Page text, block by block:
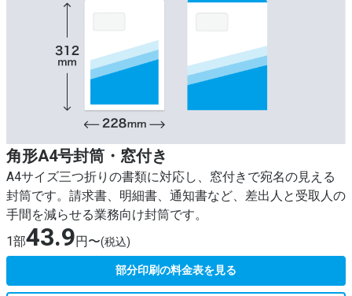
角形A4号封筒・窓付き
A4サイズ三つ折りの書類に対応し、窓付きで宛名の見える
封筒です。請求書、明細書、通知書など、差出人と受取人の
手間を減らせる業務向け封筒です。
1部43.9円〜(税込)
部分印刷の料金表を見る